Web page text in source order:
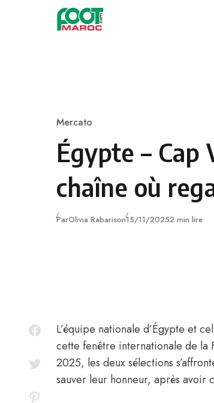
Skip to content
Category
Mercato
Égypte –
chaîne où
ParOlivia RabarisonPublié
15/11/20252 min lire
L’équipe nationale d’Égypte et
cette fenêtre internationale de la
2025, les deux sélections
sauver leur honneur, après avoir